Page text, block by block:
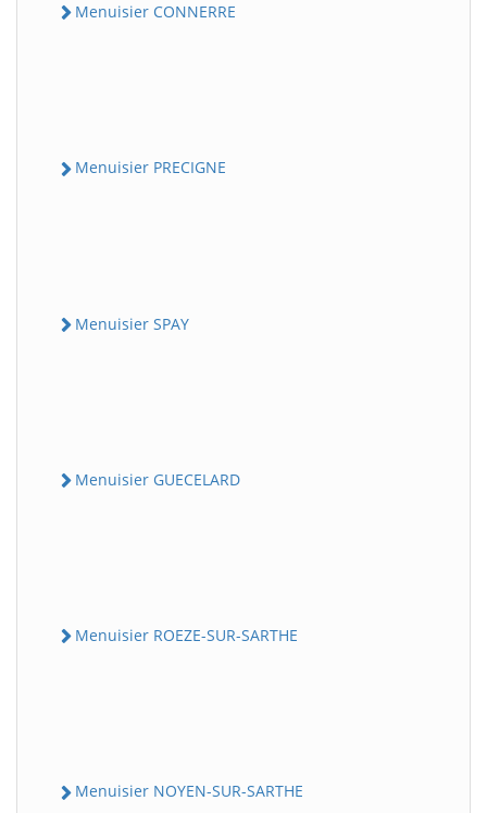
Menuisier CONNERRE
Menuisier PRECIGNE
Menuisier SPAY
Menuisier GUECELARD
Menuisier ROEZE-SUR-SARTHE
Menuisier NOYEN-SUR-SARTHE